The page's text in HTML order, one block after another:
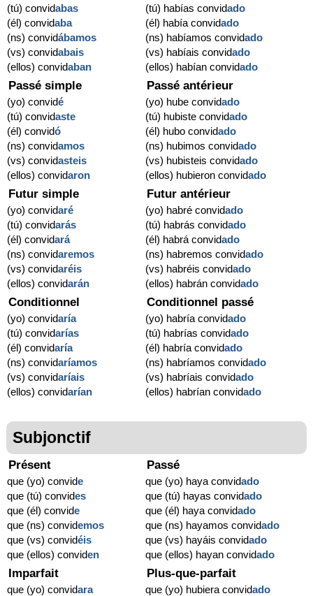
(tú) convidabas
(él) convidaba
(ns) convidábamos
(vs) convidabais
(ellos) convidaban
(tú) habías convidado
(él) había convidado
(ns) habíamos convidado
(vs) habíais convidado
(ellos) habían convidado
Passé simple
(yo) convidé
(tú) convidaste
(él) convidó
(ns) convidamos
(vs) convidasteis
(ellos) convidaron
Passé antérieur
(yo) hube convidado
(tú) hubiste convidado
(él) hubo convidado
(ns) hubimos convidado
(vs) hubisteis convidado
(ellos) hubieron convidado
Futur simple
(yo) convidaré
(tú) convidarás
(él) convidará
(ns) convidaremos
(vs) convidaréis
(ellos) convidarán
Futur antérieur
(yo) habré convidado
(tú) habrás convidado
(él) habrá convidado
(ns) habremos convidado
(vs) habréis convidado
(ellos) habrán convidado
Conditionnel
(yo) convidaría
(tú) convidarías
(él) convidaría
(ns) convidaríamos
(vs) convidaríais
(ellos) convidarían
Conditionnel passé
(yo) habría convidado
(tú) habrías convidado
(él) habría convidado
(ns) habríamos convidado
(vs) habríais convidado
(ellos) habrían convidado
Subjonctif
Présent
que (yo) convide
que (tú) convides
que (él) convide
que (ns) convidemos
que (vs) convidéis
que (ellos) conviden
Passé
que (yo) haya convidado
que (tú) hayas convidado
que (él) haya convidado
que (ns) hayamos convidado
que (vs) hayáis convidado
que (ellos) hayan convidado
Imparfait
que (yo) convidara
Plus-que-parfait
que (yo) hubiera convidado